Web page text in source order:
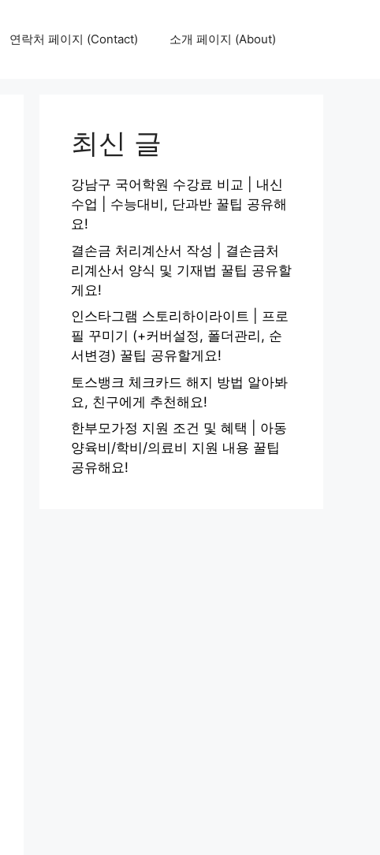
연락처 페이지 (Contact) 소개 페이지 (About)
최신 글
강남구 국어학원 수강료 비교 | 내신
수업 | 수능대비, 단과반 꿀팁 공유해
요!
결손금 처리계산서 작성 | 결손금처
리계산서 양식 및 기재법 꿀팁 공유할
게요!
인스타그램 스토리하이라이트 | 프로
필 꾸미기 (+커버설정, 폴더관리, 순
서변경) 꿀팁 공유할게요!
토스뱅크 체크카드 해지 방법 알아봐
요, 친구에게 추천해요!
한부모가정 지원 조건 및 혜택 | 아동
양육비/학비/의료비 지원 내용 꿀팁
공유해요!